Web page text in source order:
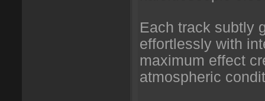
Each track subtly
effortlessly with
maximum effect
atmospheric